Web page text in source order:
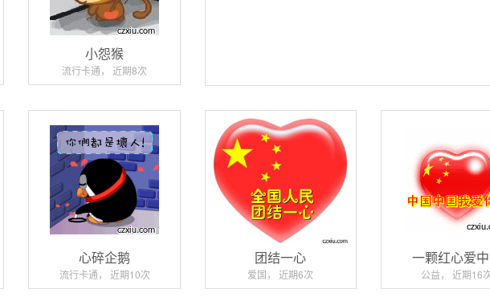
小怨猴
流行卡通， 近期8次
心碎企鹅
流行卡通， 近期10次
团结一心
爱国， 近期6次
一颗红心爱
公益， 近期16